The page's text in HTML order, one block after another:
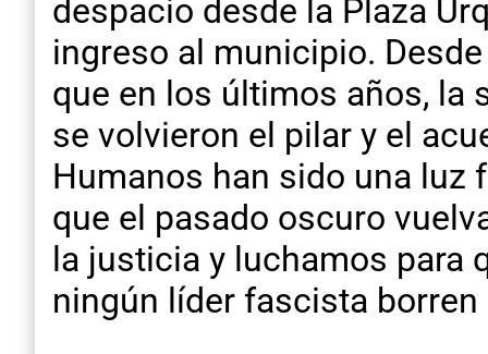
despacio desde la Plaza
ingreso al municipio.
que en los últimos años, la
se volvieron el pilar y el
Humanos han sido una luz
que el pasado oscuro
la justicia y luchamos para
ningún líder fascista